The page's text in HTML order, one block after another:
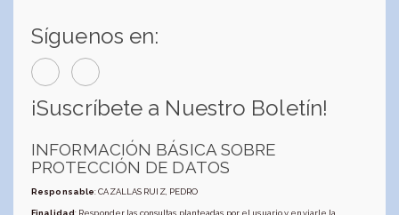
Síguenos en:
¡Suscríbete a Nuestro Boletín!
INFORMACIÓN BÁSICA SOBRE
PROTECCIÓN DE DATOS
Responsable: CAZALLAS RUIZ, PEDRO
Finalidad: Responder las consultas planteadas por el usuario y enviarle la